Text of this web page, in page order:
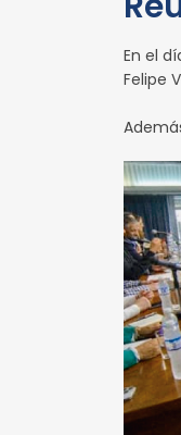
En el
Felipe